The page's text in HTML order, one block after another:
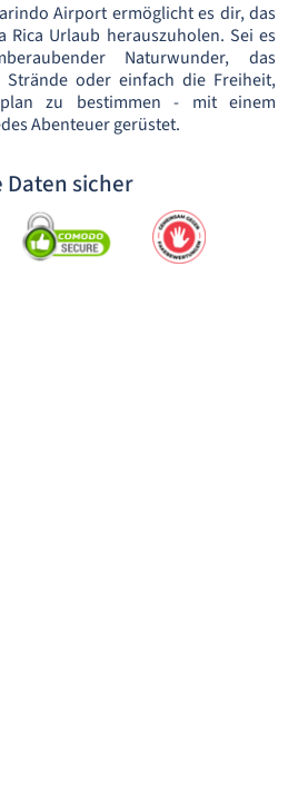
Airport ermöglicht es dir, das
Rica Urlaub herauszuholen. Sei es
Naturwunder, das
Strände oder einfach die Freiheit,
zu bestimmen - mit einem
Abenteuer gerüstet.
Daten sicher